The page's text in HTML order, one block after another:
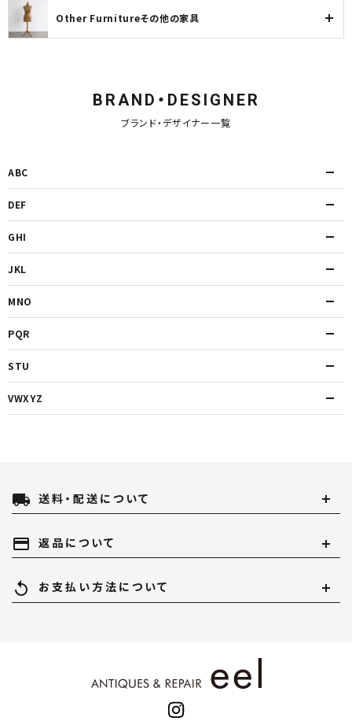
Other Furnitureその他の家具
BRAND・DESIGNER
ブランド・デザイナー一覧
ABC
DEF
GHI
JKL
MNO
PQR
STU
VWXYZ
local_shipping 送料・配送について
payment 返品について
replay お支払い方法について